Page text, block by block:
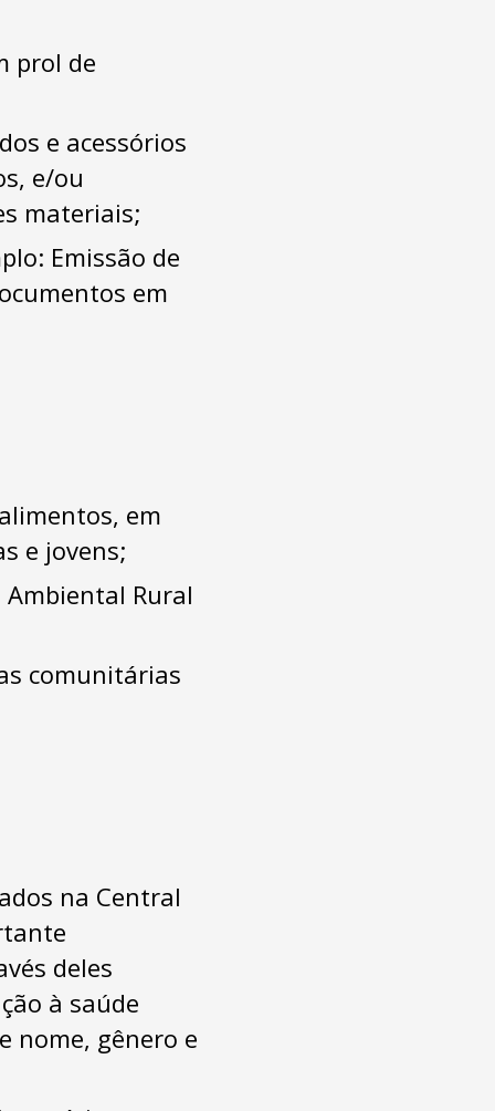
prol de
e acessórios
e/ou
materiais;
Emissão de
em
em
e jovens;
Rural
comunitárias
na Central
deles
à saúde
nome, gênero e